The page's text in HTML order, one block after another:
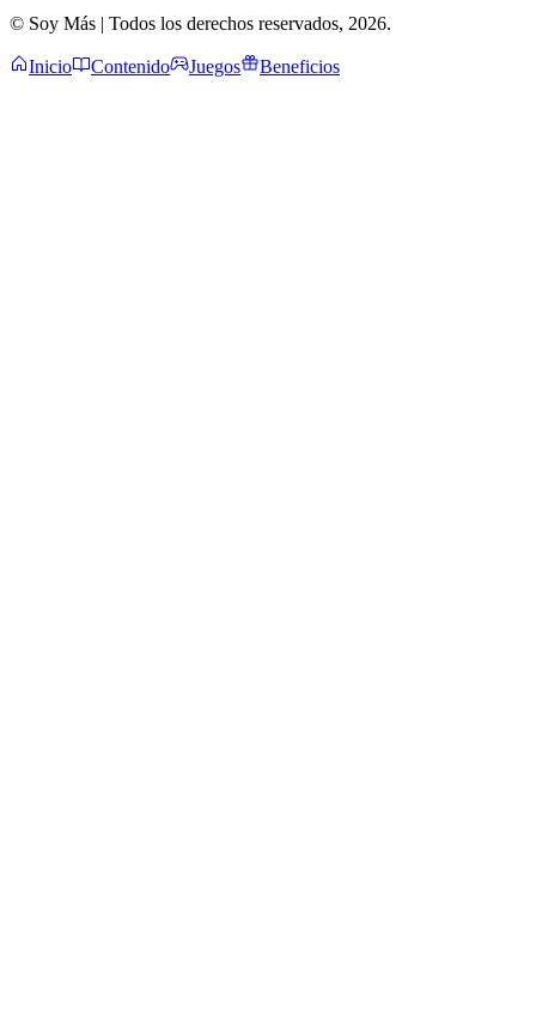
© Soy Más | Todos los derechos reservados, 2026.
Inicio Contenido Juegos Beneficios